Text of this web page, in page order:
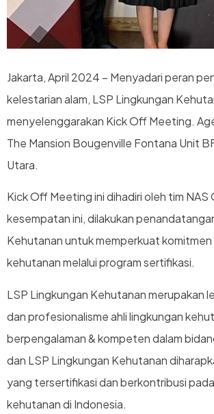
Jakarta, April 2024 – Menyadari peran
kelestarian alam, LSP Lingkungan
menyelenggarakan Kick Off Meeting.
The Mansion Bougenville Fontana Unit
Utara.
Kick Off Meeting ini dihadiri oleh tim
kesempatan ini, dilakukan
Kehutanan untuk memperkuat
kehutanan melalui program sertifikasi.
LSP Lingkungan Kehutanan merupakan
dan profesionalisme ahli lingkungan
berpengalaman & kompeten dalam
dan LSP Lingkungan Kehutanan
yang tersertifikasi dan berkontribusi
kehutanan di Indonesia.